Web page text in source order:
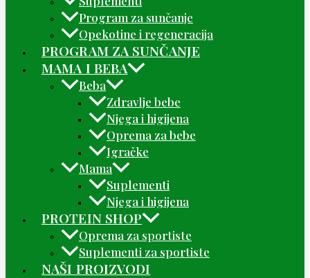
Program za sunčanje
Opekotine i regeneracija
PROGRAM ZA SUNČANJE
MAMA I BEBA
Beba
Zdravlje bebe
Njega i higijena
Oprema za bebe
Igračke
Mama
Suplementi
Njega i higijena
PROTEIN SHOP
Oprema za sportiste
Suplementi za sportiste
NAŠI PROIZVODI